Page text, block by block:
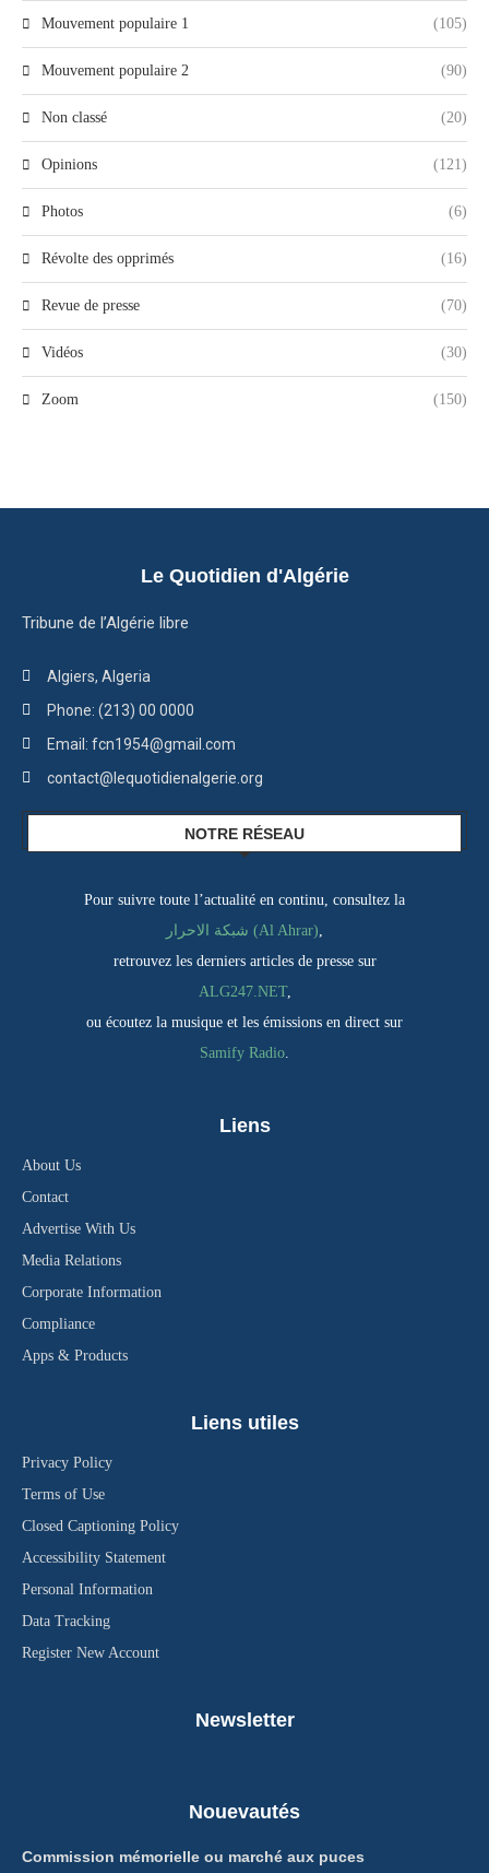
Mouvement populaire 1 (105)
Mouvement populaire 2 (90)
Non classé (20)
Opinions (121)
Photos (6)
Révolte des opprimés (16)
Revue de presse (70)
Vidéos (30)
Zoom (150)
Le Quotidien d'Algérie
Tribune de l’Algérie libre
Algiers, Algeria
Phone: (213) 00 0000
Email: fcn1954@gmail.com
contact@lequotidienalgerie.org
NOTRE RÉSEAU
Pour suivre toute l’actualité en continu, consultez la
شبكة الاحرار (Al Ahrar),
retrouvez les derniers articles de presse sur
ALG247.NET,
ou écoutez la musique et les émissions en direct sur
Samify Radio.
Liens
About Us
Contact
Advertise With Us
Media Relations
Corporate Information
Compliance
Apps & Products
Liens utiles
Privacy Policy
Terms of Use
Closed Captioning Policy
Accessibility Statement
Personal Information
Data Tracking
Register New Account
Newsletter
Nouevautés
Commission mémorielle ou marché aux puces